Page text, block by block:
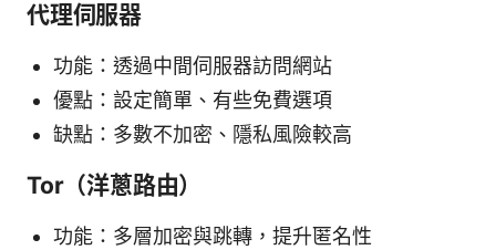
代理伺服器
功能：透過中間伺服器訪問網站
優點：設定簡單、有些免費選項
缺點：多數不加密、隱私風險較高
Tor（洋蔥路由）
功能：多層加密與跳轉，提升匿名性